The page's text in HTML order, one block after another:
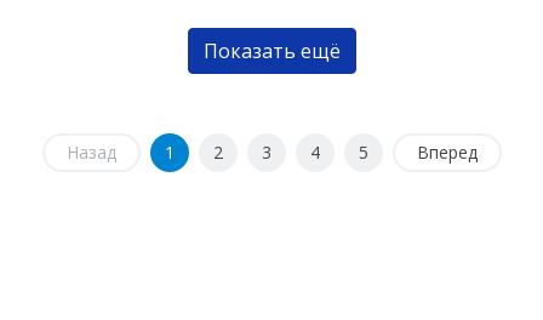
Показать ещё
Назад 1 2 3 4 5 Вперед